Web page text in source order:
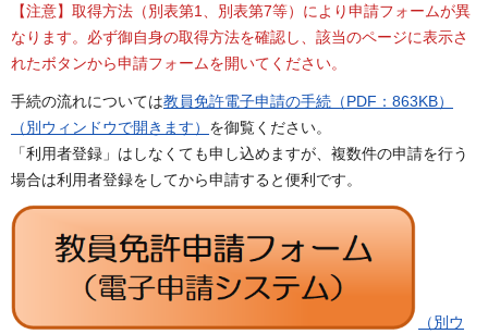
【注意】取得方法（別表第1、別表第7等）により申請フォームが異
なります。必ず御自身の取得方法を確認し、該当のページに表示さ
れたボタンから申請フォームを開いてください。
手続の流れについては教員免許電子申請の手続（PDF：863KB）
（別ウィンドウで開きます） を御覧ください。
「利用者登録」はしなくても申し込めますが、複数件の申請を行う
場合は利用者登録をしてから申請すると便利です。
（別ウ